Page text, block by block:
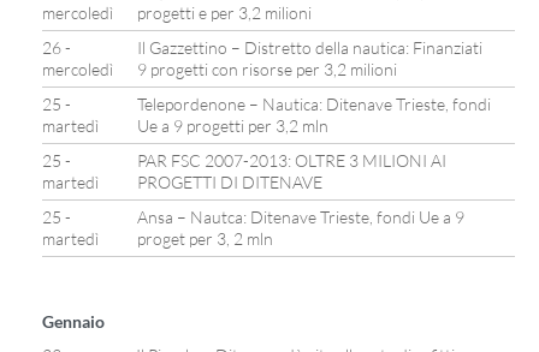
mercoledì
progetti e per 3,2 milioni
26 -
mercoledì
Il Gazzettino – Distretto della nautica: Finanziati
9 progetti con risorse per 3,2 milioni
25 -
martedì
Telepordenone – Nautica: Ditenave Trieste, fondi
Ue a 9 progetti per 3,2 mln
25 -
martedì
PAR FSC 2007-2013: OLTRE 3 MILIONI AI
PROGETTI DI DITENAVE
25 -
martedì
Ansa – Nautca: Ditenave Trieste, fondi Ue a 9
proget per 3, 2 mln
Gennaio